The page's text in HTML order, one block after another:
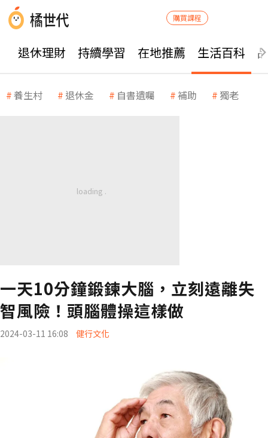
購買課程
退休理財 持續學習 在地推薦 生活百科
養生村 退休金 自書遺囑 補助 獨老
一天10分鐘鍛鍊大腦，立刻遠離失
智風險！頭腦體操這樣做
2024-03-11 16:08 健行文化